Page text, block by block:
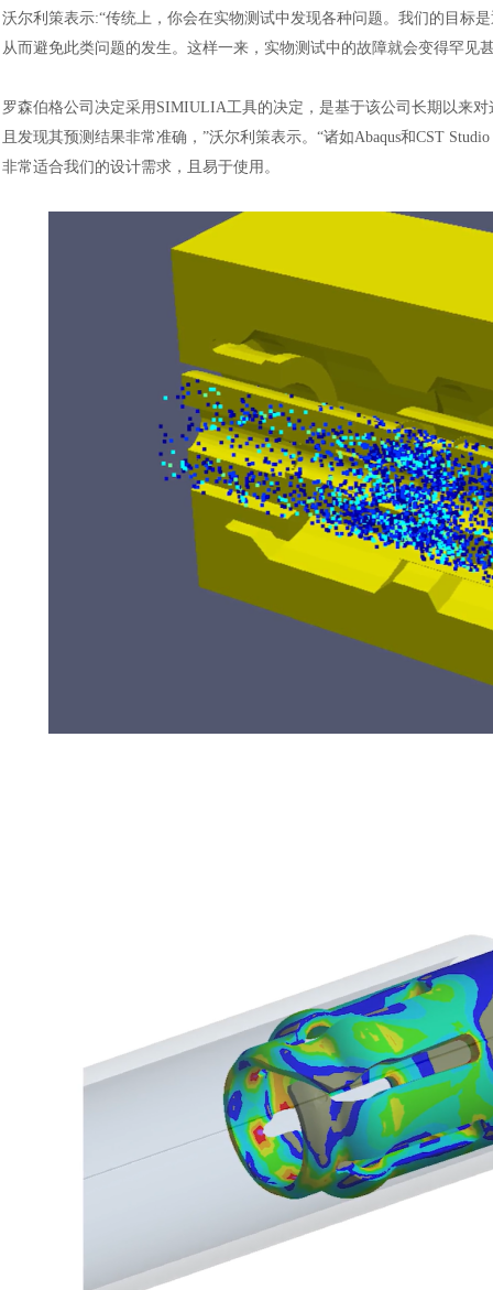
沃尔利策表示:“传统上，你会在实物测试中发现各种问题。我们的目标
从而避免此类问题的发生。这样一来，实物测试中的故障就会变得罕见
罗森伯格公司决定采用 SIMIULIA工具的决定，是基于该公司长期以来
且发现其预测结果非常准确，”沃尔利策表示。“诸如Abaqus和CST
非常适合我们的设计需求，且易于使用。